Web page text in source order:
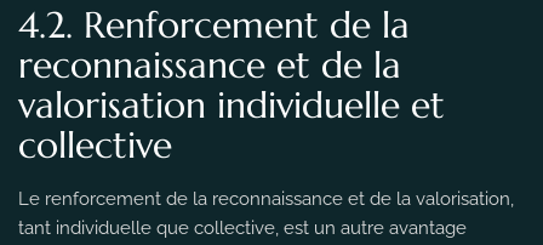
4.2. Renforcement de la
reconnaissance et de la
valorisation individuelle et
collective
Le renforcement de la reconnaissance et de la valorisation,
tant individuelle que collective, est un autre avantage